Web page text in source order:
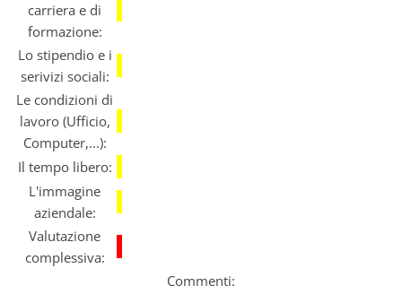
carriera e di
formazione:
Lo stipendio e i
serivizi sociali:
Le condizioni di
lavoro (Ufficio,
Computer,...):
Il tempo libero:
L'immagine
aziendale:
Valutazione
complessiva:
Commenti: